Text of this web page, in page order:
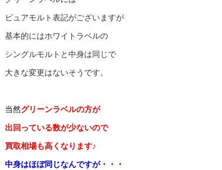
ピュアモルト表記がございますが
基本的にはホワイトラベルの
シングルモルトと中身は同じで
大きな変更はないそうです。
当然グリーンラベルの方が
出回っている数が少ないので
買取相場も高くなります♪
中身はほぼ同じなんですが・・・